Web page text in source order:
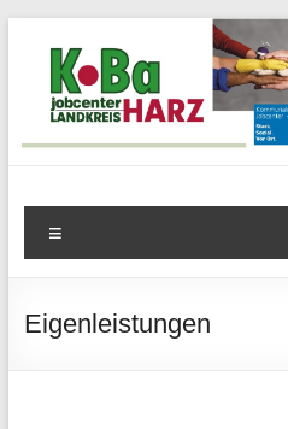
Inhalt
springen
KoBa
Harz
–
Eigenleistungen